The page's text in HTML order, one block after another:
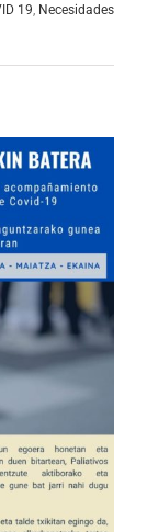
19 Necesidades